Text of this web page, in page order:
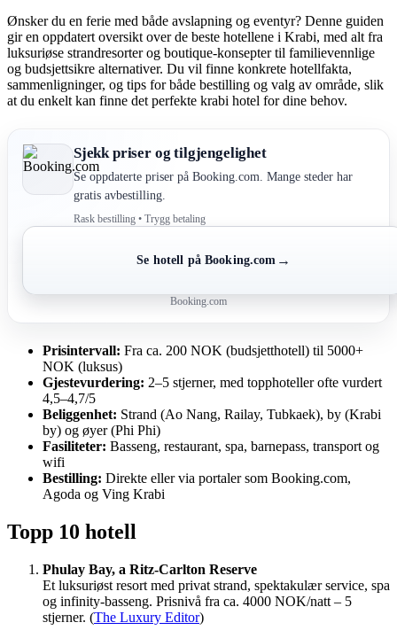
Ønsker du en ferie med både avslapning og eventyr? Denne guiden
gir en oppdatert oversikt over de beste hotellene i Krabi, med alt fra
luksuriøse strandresorter og boutique-konsepter til familievennlige
og budsjettsikre alternativer. Du vil finne konkrete hotellfakta,
sammenligninger, og tips for både bestilling og valg av område, slik
at du enkelt kan finne det perfekte krabi hotel for dine behov.
Sjekk priser og tilgjengelighet
Se oppdaterte priser på Booking.com. Mange steder har
gratis avbestilling.
Rask bestilling • Trygg betaling
Se hotell på Booking.com →
Booking.com
Prisintervall: Fra ca. 200 NOK (budsjetthotell) til 5000+
NOK (luksus)
Gjestevurdering: 2–5 stjerner, med topphoteller ofte vurdert
4,5–4,7/5
Beliggenhet: Strand (Ao Nang, Railay, Tubkaek), by (Krabi
by) og øyer (Phi Phi)
Fasiliteter: Basseng, restaurant, spa, barnepass, transport og
wifi
Bestilling: Direkte eller via portaler som Booking.com,
Agoda og Ving Krabi
Topp 10 hotell
Phulay Bay, a Ritz-Carlton Reserve
Et luksuriøst resort med privat strand, spektakulær service, spa
og infinity-basseng. Prisnivå fra ca. 4000 NOK/natt – 5
stjerner. (The Luxury Editor)